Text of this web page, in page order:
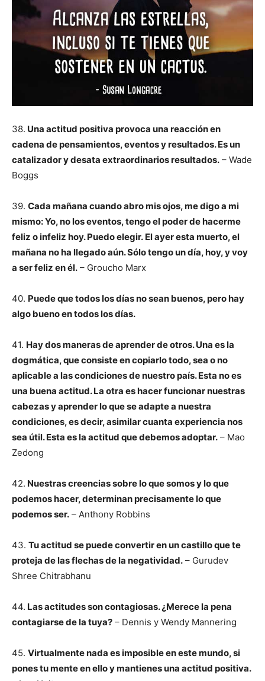
38. Una actitud positiva provoca una reacción en
cadena de pensamientos, eventos y resultados. Es un
catalizador y desata extraordinarios resultados. – Wade
Boggs
39. Cada mañana cuando abro mis ojos, me digo a mi
mismo: Yo, no los eventos, tengo el poder de hacerme
feliz o infeliz hoy. Puedo elegir. El ayer esta muerto, el
mañana no ha llegado aún. Sólo tengo un día, hoy, y voy
a ser feliz en él. – Groucho Marx
40. Puede que todos los días no sean buenos, pero hay
algo bueno en todos los días.
41. Hay dos maneras de aprender de otros. Una es la
dogmática, que consiste en copiarlo todo, sea o no
aplicable a las condiciones de nuestro país. Esta no es
una buena actitud. La otra es hacer funcionar nuestras
cabezas y aprender lo que se adapte a nuestra
condiciones, es decir, asimilar cuanta experiencia nos
sea útil. Esta es la actitud que debemos adoptar. – Mao
Zedong
42. Nuestras creencias sobre lo que somos y lo que
podemos hacer, determinan precisamente lo que
podemos ser. – Anthony Robbins
43. Tu actitud se puede convertir en un castillo que te
proteja de las flechas de la negatividad. – Gurudev
Shree Chitrabhanu
44. Las actitudes son contagiosas. ¿Merece la pena
contagiarse de la tuya? – Dennis y Wendy Mannering
45. Virtualmente nada es imposible en este mundo, si
pones tu mente en ello y mantienes una actitud positiva.